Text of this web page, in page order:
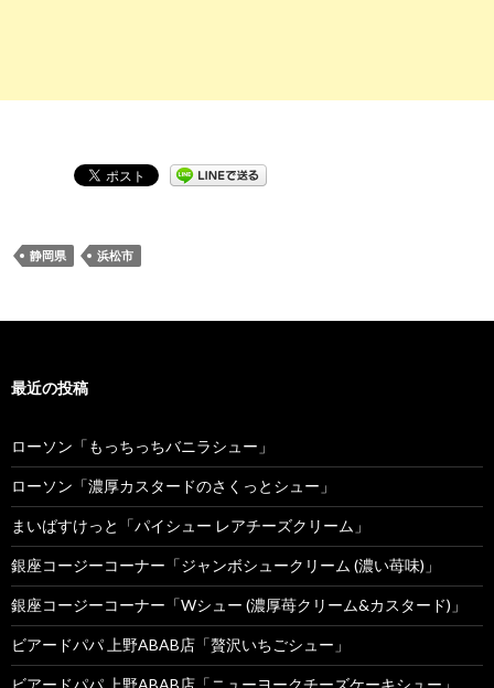
静岡県 浜松市
最近の投稿
ローソン「もっちっちバニラシュー」
ローソン「濃厚カスタードのさくっとシュー」
まいばすけっと「パイシュー レアチーズクリーム」
銀座コージーコーナー「ジャンボシュークリーム (濃い苺味)」
銀座コージーコーナー「Wシュー (濃厚苺クリーム&カスタード)」
ビアードパパ 上野ABAB店「贅沢いちごシュー」
ビアードパパ 上野ABAB店「ニューヨークチーズケーキシュー」